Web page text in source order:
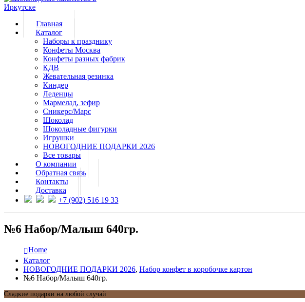
Главная
Каталог
Наборы к празднику
Конфеты Москва
Конфеты разных фабрик
КДВ
Жевательная резинка
Киндер
Леденцы
Мармелад, зефир
Сникерс/Марс
Шоколад
Шоколадные фигурки
Игрушки
НОВОГОДНИЕ ПОДАРКИ 2026
Все товары
О компании
Обратная связь
Контакты
Доставка
+7 (902) 516 19 33
№6 Набор/Малыш 640гр.
Home
Каталог
НОВОГОДНИЕ ПОДАРКИ 2026, Набор конфет в коробочке картон
№6 Набор/Малыш 640гр.
Сладкие подарки на любой случай